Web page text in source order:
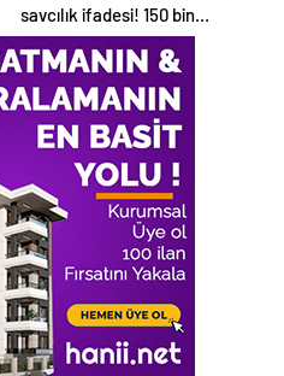
savcılık ifadesi! 150 bin
dolarlık rüşvet iddiası soruldu